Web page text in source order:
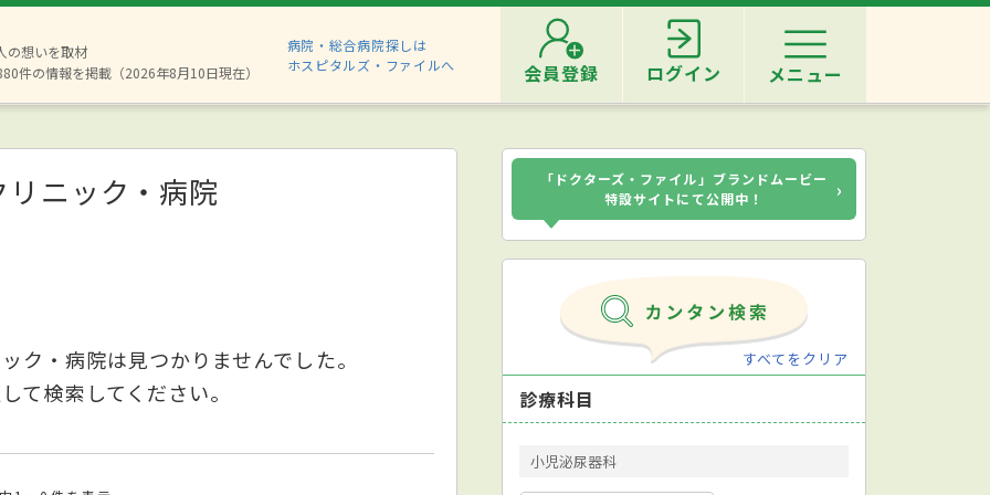
の想いを取材
件の情報を掲載（2026年8月10日現在）
病院・総合病院探しは
ホスピタルズ・ファイルへ
会員登録 ログイン メニュー
リニック・病院
ク・病院は見つかりませんでした。
て検索してください。
「ドクターズ・ファイル」ブランドムービー
特設サイトにて公開中！
›
すべてをクリア
診療科目
小児泌尿器科